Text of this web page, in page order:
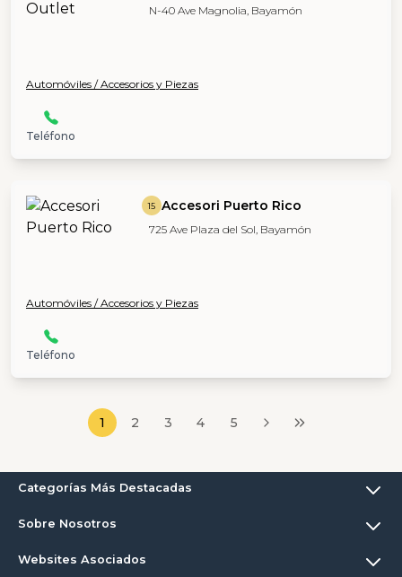
N-40 Ave Magnolia, Bayamón
Automóviles / Accesorios y Piezas
Teléfono
15 Accesori Puerto Rico
725 Ave Plaza del Sol, Bayamón
Automóviles / Accesorios y Piezas
Teléfono
1 2 3 4 5
Categorías Más Destacadas
Sobre Nosotros
Websites Asociados